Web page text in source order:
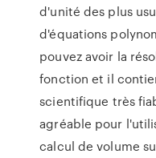
d'unité des plus
d'équations
pouvez avoir la
fonction et il
scientifique très
agréable pour
calcul de volume